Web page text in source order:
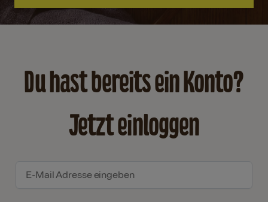
Du hast bereits ein Konto?
Jetzt einloggen